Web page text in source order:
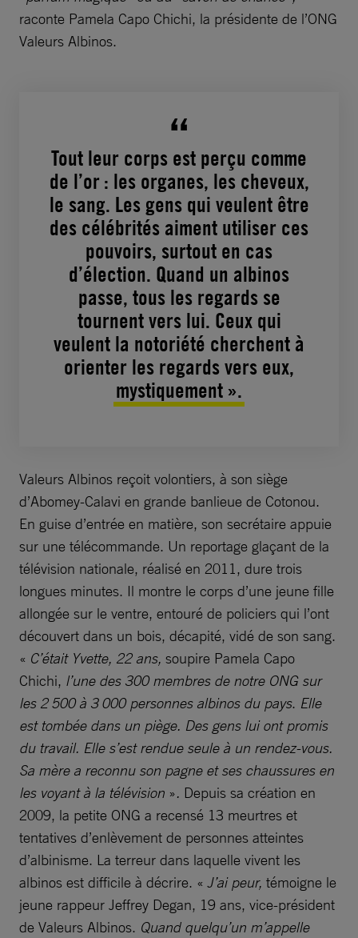
raconte Pamela Capo Chichi, la présidente de l’ONG
Valeurs Albinos.
Tout leur corps est perçu comme
de l’or : les organes, les cheveux,
le sang. Les gens qui veulent être
des célébrités aiment utiliser ces
pouvoirs, surtout en cas
d’élection. Quand un albinos
passe, tous les regards se
tournent vers lui. Ceux qui
veulent la notoriété cherchent à
orienter les regards vers eux,
mystiquement ».
Valeurs Albinos reçoit volontiers, à son siège
d’Abomey-Calavi en grande banlieue de Cotonou.
En guise d’entrée en matière, son secrétaire appuie
sur une télécommande. Un reportage glaçant de la
télévision nationale, réalisé en 2011, dure trois
longues minutes. Il montre le corps d’une jeune fille
allongée sur le ventre, entouré de policiers qui l’ont
découvert dans un bois, décapité, vidé de son sang.
« C’était Yvette, 22 ans, soupire Pamela Capo
Chichi, l’une des 300 membres de notre ONG sur
les 2 500 à 3 000 personnes albinos du pays. Elle
est tombée dans un piège. Des gens lui ont promis
du travail. Elle s’est rendue seule à un rendez-vous.
Sa mère a reconnu son pagne et ses chaussures en
les voyant à la télévision ». Depuis sa création en
2009, la petite ONG a recensé 13 meurtres et
tentatives d’enlèvement de personnes atteintes
d’albinisme. La terreur dans laquelle vivent les
albinos est difficile à décrire. « J’ai peur, témoigne le
jeune rappeur Jeffrey Degan, 19 ans, vice-président
de Valeurs Albinos. Quand quelqu’un m’appelle